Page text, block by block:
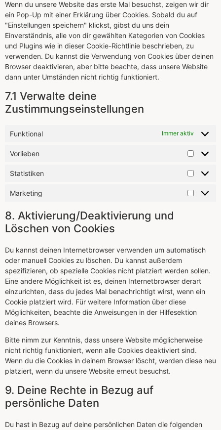
Wenn du unsere Website das erste Mal besuchst, zeigen wir dir
ein Pop-Up mit einer Erklärung über Cookies. Sobald du auf
"Einstellungen speichern" klickst, gibst du uns dein
Einverständnis, alle von dir gewählten Kategorien von Cookies
und Plugins wie in dieser Cookie-Richtlinie beschrieben, zu
verwenden. Du kannst die Verwendung von Cookies über deinen
Browser deaktivieren, aber bitte beachte, dass unsere Website
dann unter Umständen nicht richtig funktioniert.
7.1 Verwalte deine
Zustimmungseinstellungen
Funktional Immer aktiv
Vorlieben
Statistiken
Marketing
8. Aktivierung/Deaktivierung und
Löschen von Cookies
Du kannst deinen Internetbrowser verwenden um automatisch
oder manuell Cookies zu löschen. Du kannst außerdem
spezifizieren, ob spezielle Cookies nicht platziert werden sollen.
Eine andere Möglichkeit ist es, deinen Internetbrowser derart
einzurichten, dass du jedes Mal benachrichtigt wirst, wenn ein
Cookie platziert wird. Für weitere Information über diese
Möglichkeiten, beachte die Anweisungen in der Hilfesektion
deines Browsers.
Bitte nimm zur Kenntnis, dass unsere Website möglicherweise
nicht richtig funktioniert, wenn alle Cookies deaktiviert sind.
Wenn du die Cookies in deinem Browser löscht, werden diese neu
platziert, wenn du unsere Website erneut besuchst.
9. Deine Rechte in Bezug auf
persönliche Daten
Du hast in Bezug auf deine persönlichen Daten die folgenden